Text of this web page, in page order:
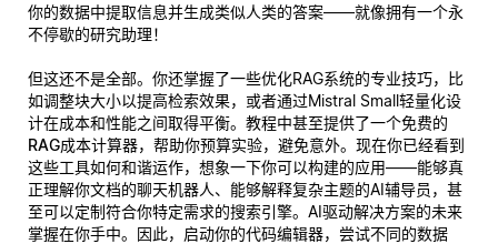
你的数据中提取信息并生成类似人类的答案——就像拥有一个永
不停歇的研究助理！
但这还不是全部。你还掌握了一些优化RAG系统的专业技巧，比
如调整块大小以提高检索效果，或者通过Mistral Small轻量化设
计在成本和性能之间取得平衡。教程中甚至提供了一个免费的
RAG成本计算器，帮助你预算实验，避免意外。现在你已经看到
这些工具如何和谐运作，想象一下你可以构建的应用——能够真
正理解你文档的聊天机器人、能够解释复杂主题的AI辅导员，甚
至可以定制符合你特定需求的搜索引擎。AI驱动解决方案的未来
掌握在你手中。因此，启动你的代码编辑器，尝试不同的数据